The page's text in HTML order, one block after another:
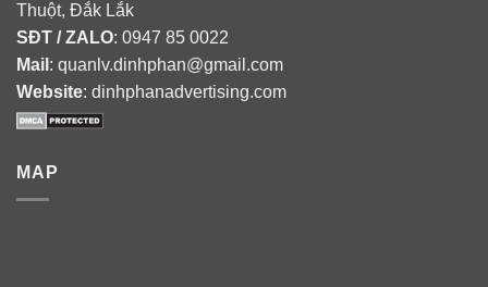
Thuột, Đắk Lắk
SĐT / ZALO: 0947 85 0022
Mail : quanlv.dinhphan@gmail.com
Website: dinhphanadvertising.com
MAP